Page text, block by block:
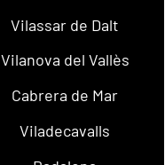
Vilassar de Dalt
Vilanova del Vallès
Cabrera de Mar
Viladecavalls